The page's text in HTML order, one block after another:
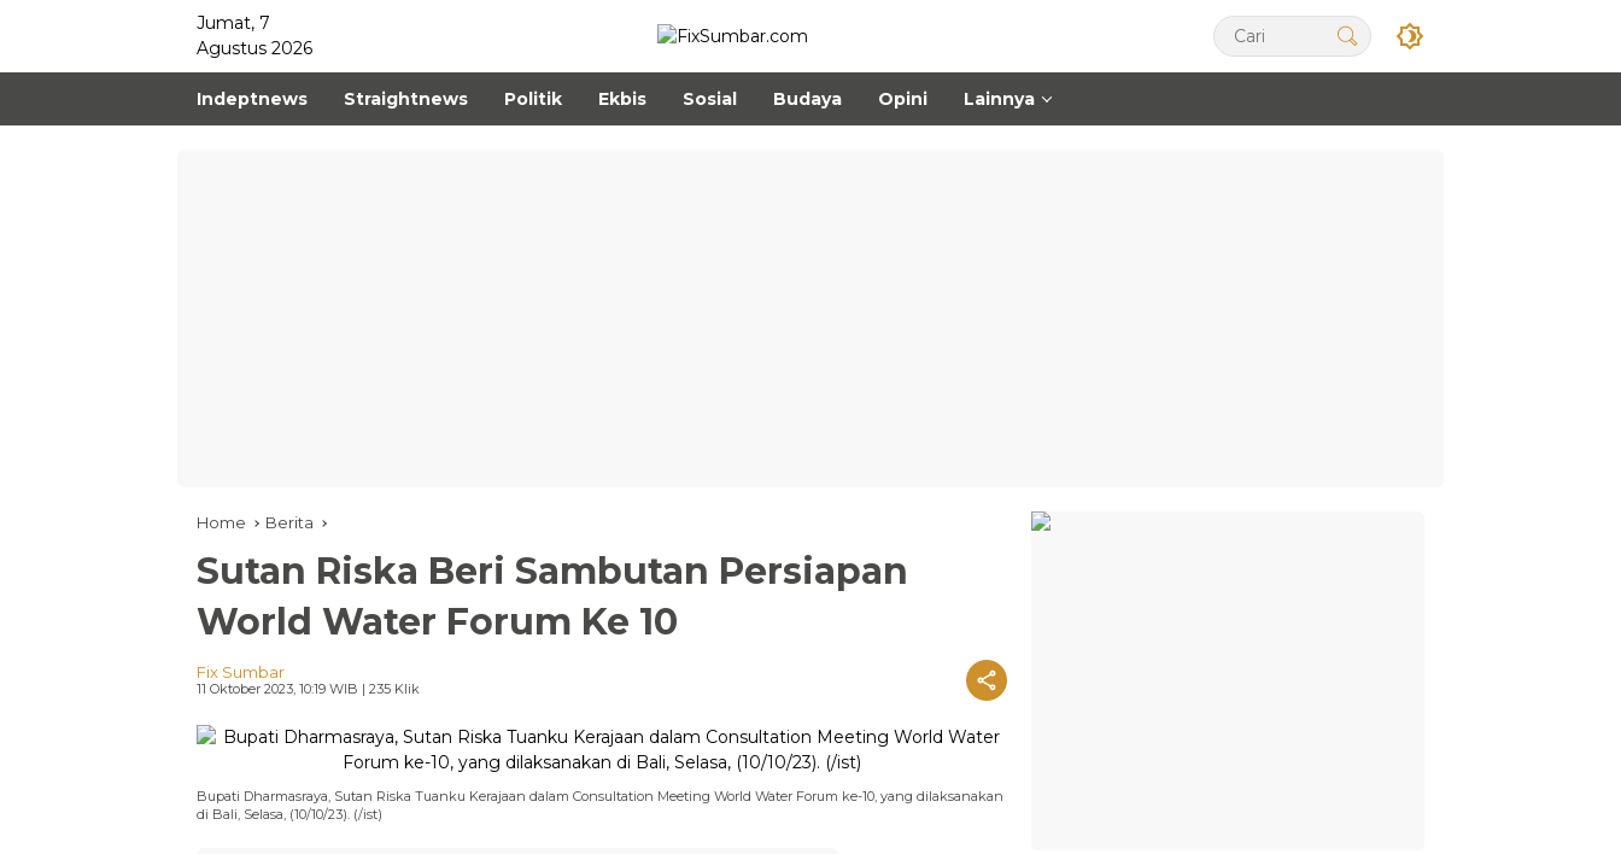
Jumat, 7
Agustus 2026
Indeptnews Straightnews Politik Ekbis Sosial Budaya Opini Lainnya
Home Berita
Sutan Riska Beri Sambutan Persiapan
World Water Forum Ke 10
Fix Sumbar
11 Oktober 2023, 10:19 WIB | 235 Klik
Bupati Dharmasraya, Sutan Riska Tuanku Kerajaan dalam Consultation Meeting World Water Forum ke-10, yang dilaksanakan
di Bali, Selasa, (10/10/23). (/ist)